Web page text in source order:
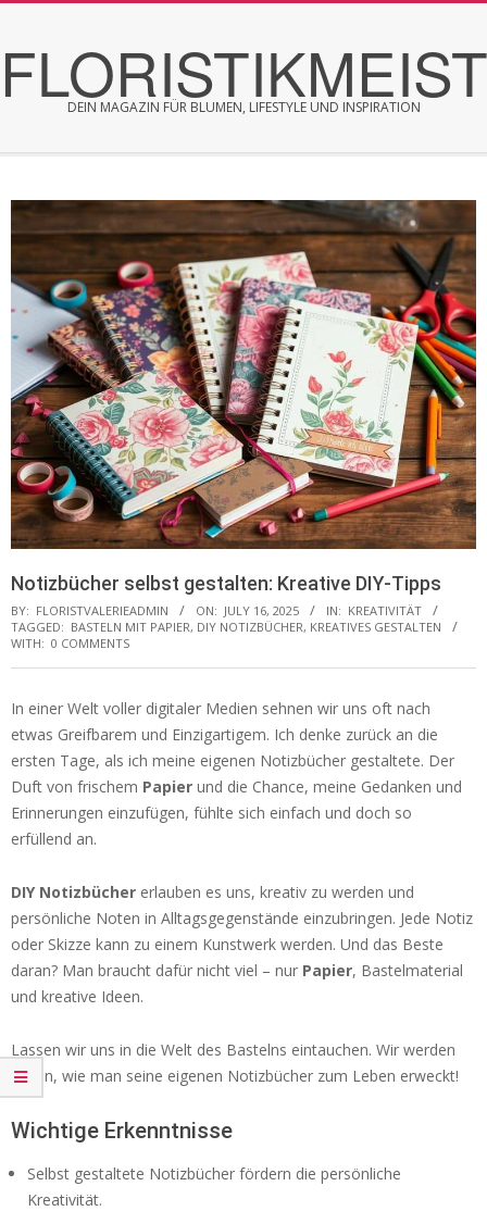
content
DEIN MAGAZIN FÜR BLUMEN, LIFESTYLE UND INSPIRATION
Menu
Notizbücher selbst gestalten: Kreative DIY-Tipps
BY: FLORISTVALERIEADMIN ON: JULY 16, 2025 IN: KREATIVITÄT
TAGGED: BASTELN MIT PAPIER, DIY NOTIZBÜCHER, KREATIVES GESTALTEN
WITH: 0 COMMENTS
In einer Welt voller digitaler Medien sehnen wir uns oft nach
etwas Greifbarem und Einzigartigem. Ich denke zurück an die
ersten Tage, als ich meine eigenen Notizbücher gestaltete. Der
Duft von frischem Papier und die Chance, meine Gedanken und
Erinnerungen einzufügen, fühlte sich einfach und doch so
erfüllend an.
DIY Notizbücher erlauben es uns, kreativ zu werden und
persönliche Noten in Alltagsgegenstände einzubringen. Jede Notiz
oder Skizze kann zu einem Kunstwerk werden. Und das Beste
daran? Man braucht dafür nicht viel – nur Papier, Bastelmaterial
und kreative Ideen.
Lassen wir uns in die Welt des Bastelns eintauchen. Wir werden
sehen, wie man seine eigenen Notizbücher zum Leben erweckt!
Wichtige Erkenntnisse
Selbst gestaltete Notizbücher fördern die persönliche
Kreativität.